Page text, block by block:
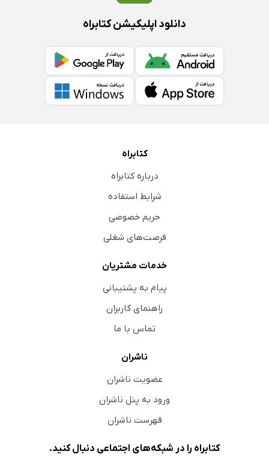
دانلود اپلیکیشن کتابراه
کتابراه
درباره کتابراه
شرایط استفاده
حریم خصوصی
فرصت‌های شغلی
خدمات مشتریان
پیام به پشتیبانی
راهنمای کاربران
تماس با ما
ناشران
عضویت ناشران
ورود به پنل ناشران
فهرست ناشران
کتابراه را در شبکه‌های اجتماعی دنبال کنید.